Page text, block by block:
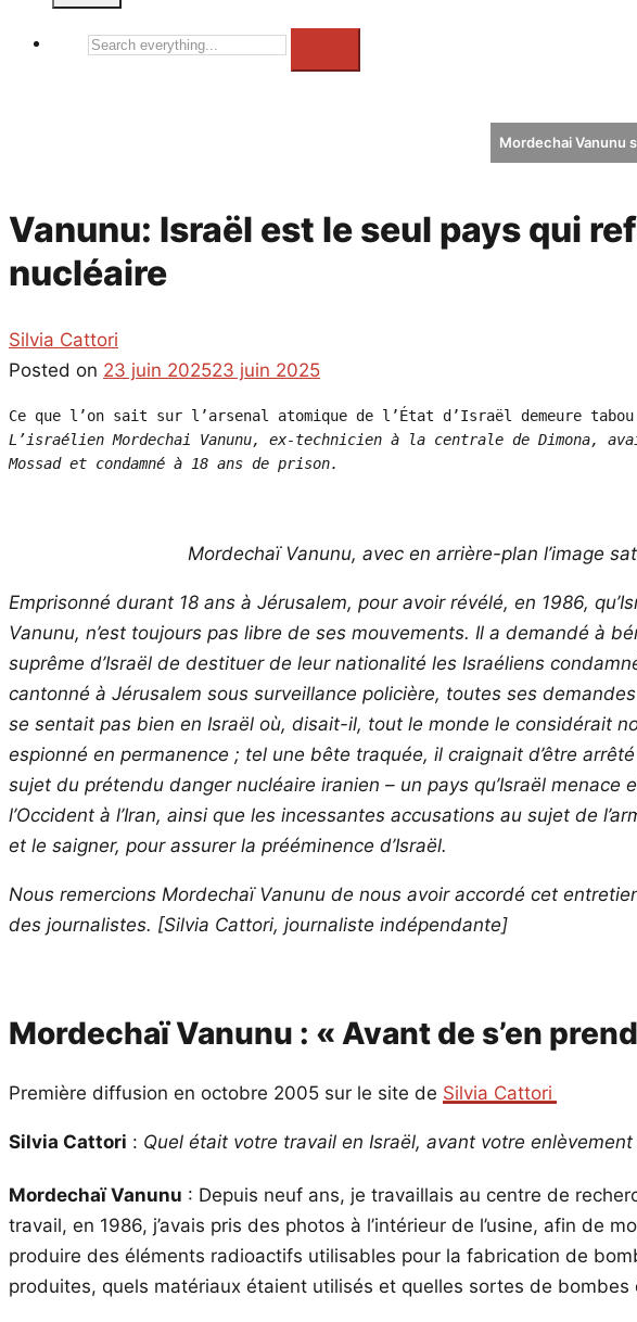
Search
Mordechai Vanunu
Vanunu: Israël est le seul pays qui
nucléaire
Silvia Cattori
Posted on 23 juin 202523 juin 2025
L’israélien Mordechai Vanunu, ex-technicien à la centrale de Dimona,
Mossad et condamné à 18 ans de prison.
Mordechaï Vanunu, avec en arrière-plan l’image
Emprisonné durant 18 ans à Jérusalem, pour avoir révélé, en 1986,
Vanunu, n’est toujours pas libre de ses mouvements. Il a demandé à
suprême d’Israël de destituer de leur nationalité les Israéliens
cantonné à Jérusalem sous surveillance policière, toutes ses
se sentait pas bien en Israël où, disait-il, tout le monde le considérait
espionné en permanence ; tel une bête traquée, il craignait d’être
sujet du prétendu danger nucléaire iranien – un pays qu’Israël
l’Occident à l’Iran, ainsi que les incessantes accusations au sujet de
et le saigner, pour assurer la prééminence d’Israël.
Nous remercions Mordechaï Vanunu de nous avoir accordé cet
des journalistes. [Silvia Cattori, journaliste indépendante]
Mordechaï Vanunu : « Avant de s’en
Première diffusion en octobre 2005 sur le site de Silvia Cattori
Silvia Cattori : Quel était votre travail en Israël, avant votre
Mordechaï Vanunu : Depuis neuf ans, je travaillais au centre de
travail, en 1986, j’avais pris des photos à l’intérieur de l’usine, afin de
produire des éléments radioactifs utilisables pour la fabrication de
produites, quels matériaux étaient utilisés et quelles sortes de bombes